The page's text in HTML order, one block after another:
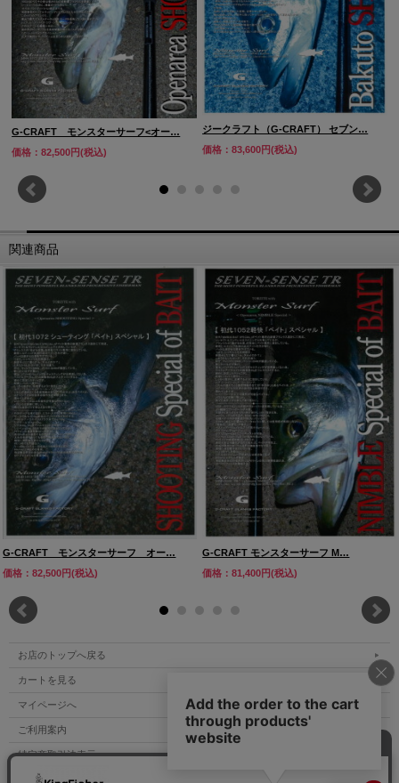
G-CRAFT モンスターサーフ<オー…
価格：82,500円(税込)
ジークラフト（G-CRAFT） セブン…
価格：83,600円(税込)
関連商品
G-CRAFT モンスターサーフ オー…
価格：82,500円(税込)
G-CRAFT モンスターサーフ M…
価格：81,400円(税込)
お店のトップへ戻る
カートを見る
マイページへ
ご利用案内
特定商取引法表示
個人情報の取扱い